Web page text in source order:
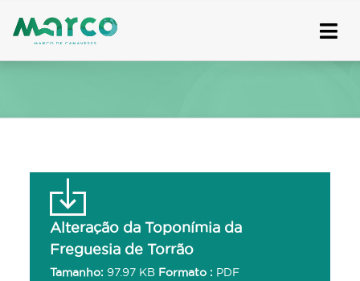
to
Alteração da Toponímia da
Freguesia de Torrão
Tamanho: 97.97 KB Formato : PDF